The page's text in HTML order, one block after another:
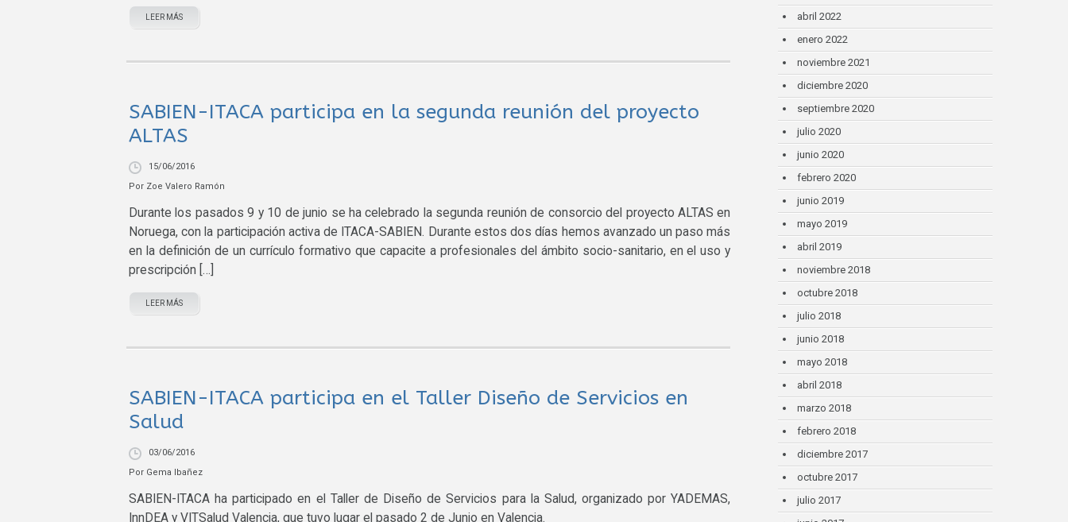
LEER MÁS
SABIEN-ITACA participa en la segunda reunión del proyecto
ALTAS
15/06/2016
Por Zoe Valero Ramón
Durante los pasados 9 y 10 de junio se ha celebrado la segunda reunión de consorcio del proyecto ALTAS en
Noruega, con la participación activa de ITACA-SABIEN. Durante estos dos días hemos avanzado un paso más
en la definición de un currículo formativo que capacite a profesionales del ámbito socio-sanitario, en el uso y
prescripción […]
LEER MÁS
SABIEN-ITACA participa en el Taller Diseño de Servicios en
Salud
03/06/2016
Por Gema Ibañez
SABIEN-ITACA ha participado en el Taller de Diseño de Servicios para la Salud, organizado por YADEMAS,
InnDEA y VITSalud Valencia, que tuvo lugar el pasado 2 de Junio en Valencia.
abril 2022
enero 2022
noviembre 2021
diciembre 2020
septiembre 2020
julio 2020
junio 2020
febrero 2020
junio 2019
mayo 2019
abril 2019
noviembre 2018
octubre 2018
julio 2018
junio 2018
mayo 2018
abril 2018
marzo 2018
febrero 2018
diciembre 2017
octubre 2017
julio 2017